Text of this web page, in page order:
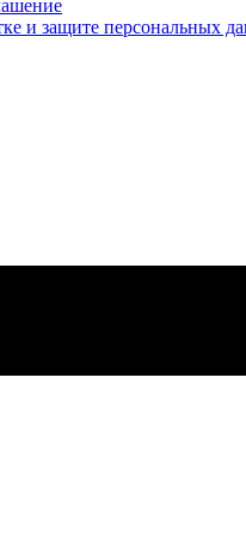
и защите персональных